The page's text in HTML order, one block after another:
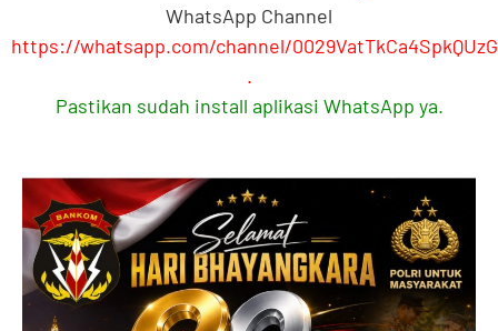
WhatsApp Channel
https://whatsapp.com/channel/
.
Pastikan sudah install aplikasi WhatsApp ya.